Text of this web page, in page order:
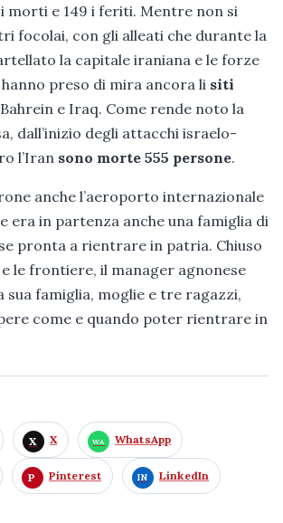
i morti e 149 i feriti. Mentre non si
focolai, con gli alleati che durante la
la capitale iraniana e le forze
hanno preso di mira ancora li siti
e Iraq. Come rende noto la
dall’inizio degli attacchi israelo-
l’Iran sono morte 555 persone.
anche l’aeroporto internazionale
era in partenza anche una famiglia di
pronta a rientrare in patria. Chiuso
le frontiere, il manager agnonese
sua famiglia, moglie e tre ragazzi,
come e quando poter rientrare in
X WhatsApp
Pinterest LinkedIn